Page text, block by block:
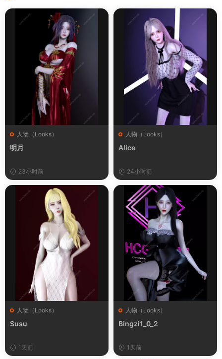
人物（Looks）
明月
23小时前
人物（Looks）
Alice
24小时前
人物（Looks）
Susu
1天前
人物（Looks）
Bingzi1_0_2
1天前